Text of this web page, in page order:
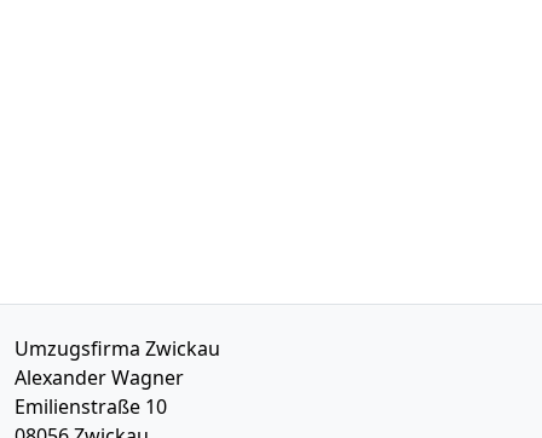
Umzugsfirma Zwickau
Alexander Wagner
Emilienstraße 10